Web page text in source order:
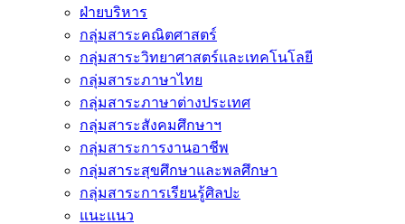
ฝ่ายบริหาร
กลุ่มสาระคณิตศาสตร์
กลุ่มสาระวิทยาศาสตร์และเทคโนโลยี
กลุ่มสาระภาษาไทย
กลุ่มสาระภาษาต่างประเทศ
กลุ่มสาระสังคมศึกษาฯ
กลุ่มสาระการงานอาชีพ
กลุ่มสาระสุขศึกษาและพลศึกษา
กลุ่มสาระการเรียนรู้ศิลปะ
แนะแนว